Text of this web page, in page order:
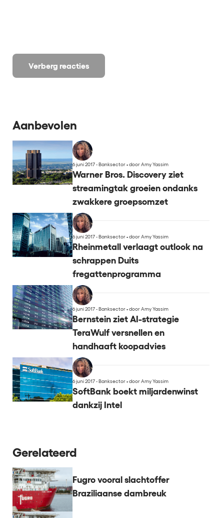
Verberg reacties
Aanbevolen
6 juni 2017 - Banksector•door Amy Yassim
Warner Bros. Discovery ziet
streamingtak groeien ondanks
zwakkere groepsomzet
6 juni 2017 - Banksector•door Amy Yassim
Rheinmetall verlaagt outlook na
schrappen Duits
fregattenprogramma
6 juni 2017 - Banksector•door Amy Yassim
Bernstein ziet AI-strategie
TeraWulf versnellen en
handhaaft koopadvies
6 juni 2017 - Banksector•door Amy Yassim
SoftBank boekt miljardenwinst
dankzij Intel
Gerelateerd
Fugro vooral slachtoffer
Braziliaanse dambreuk